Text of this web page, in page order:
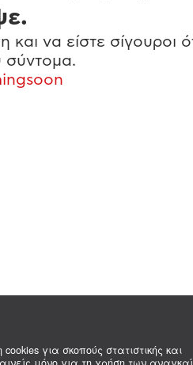
για σκοπούς στατιστικής και
να είστε σίγουροι
σύντομα.